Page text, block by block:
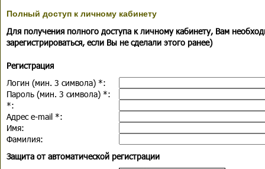
Полный доступ к личному кабинету
Для получения полного доступа к личному кабинету, Вам
зарегистрироваться, если Вы не сделали этого ранее)
Регистрация
Логин (мин. 3 символа) *:
Пароль (мин. 3 символа) *:
*:
Адрес e-mail *:
Имя:
Фамилия:
Защита от автоматической регистрации